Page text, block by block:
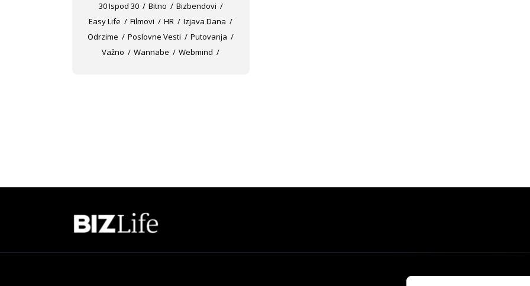
30 Ispod 30 Bitno
Bizbendovi
Easy Life
Filmovi HR
Izjava Dana
Odrzime
Poslovne Vesti
Putovanja
Važno
Wannabe Webmind